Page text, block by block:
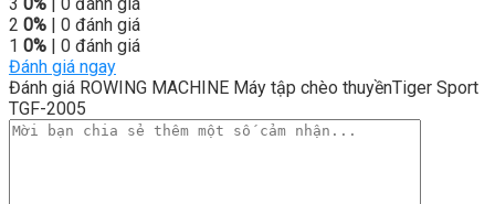
2 0% | 0 đánh giá
1 0% | 0 đánh giá
Đánh giá ngay
Đánh giá ROWING MACHINE Máy tập chèo thuyềnTiger Sport
TGF-2005